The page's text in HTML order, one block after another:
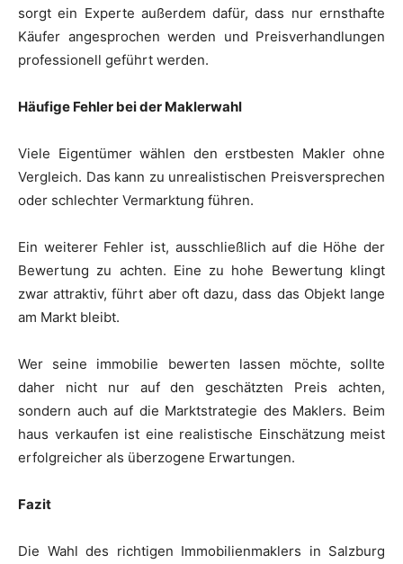
sorgt ein Experte außerdem dafür, dass nur ernsthafte
Käufer angesprochen werden und Preisverhandlungen
professionell geführt werden.
Häufige Fehler bei der Maklerwahl
Viele Eigentümer wählen den erstbesten Makler ohne
Vergleich. Das kann zu unrealistischen Preisversprechen
oder schlechter Vermarktung führen.
Ein weiterer Fehler ist, ausschließlich auf die Höhe der
Bewertung zu achten. Eine zu hohe Bewertung klingt
zwar attraktiv, führt aber oft dazu, dass das Objekt lange
am Markt bleibt.
Wer seine immobilie bewerten lassen möchte, sollte
daher nicht nur auf den geschätzten Preis achten,
sondern auch auf die Marktstrategie des Maklers. Beim
haus verkaufen ist eine realistische Einschätzung meist
erfolgreicher als überzogene Erwartungen.
Fazit
Die Wahl des richtigen Immobilienmaklers in Salzburg